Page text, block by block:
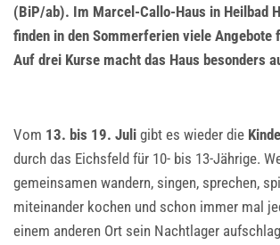
(BiP/ab). Im Marcel-Callo-Haus in Heilbad
finden in den Sommerferien viele Angebote
Auf drei Kurse macht das Haus besonders
Vom 13. bis 19. Juli gibt es wieder die
durch das Eichsfeld für 10- bis 13-Jährige.
gemeinsamen wandern, singen, sprechen,
miteinander kochen und schon immer mal
einem anderen Ort sein Nachtlager